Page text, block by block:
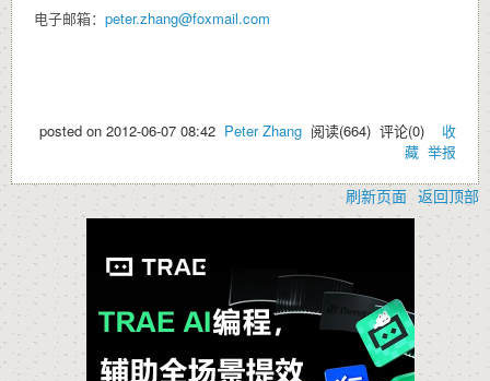
电子邮箱： peter.zhang@foxmail.com
posted on 2012-06-07 08:42 Peter Zhang 阅读(664) 评论(0) 收
藏 举报
刷新页面 返回顶部